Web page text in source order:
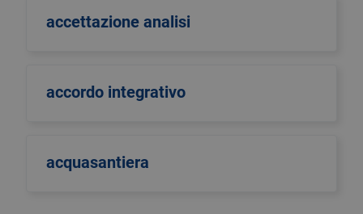
accettazione analisi
accordo integrativo
acquasantiera